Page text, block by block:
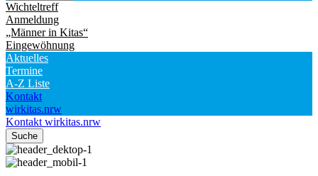
Wichteltreff
Anmeldung
„Männer in Kitas“
Eingewöhnung
Aktuelles
Termine
A-Z Liste
Kontakt
wirkitas.nrw
Kontakt wirkitas.nrw
Suche